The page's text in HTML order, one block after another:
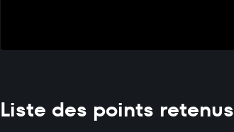
Liste des points retenus